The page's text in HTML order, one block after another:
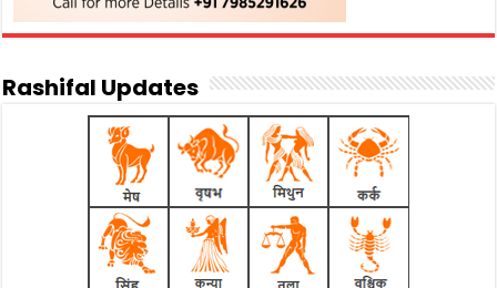
Rashifal Updates